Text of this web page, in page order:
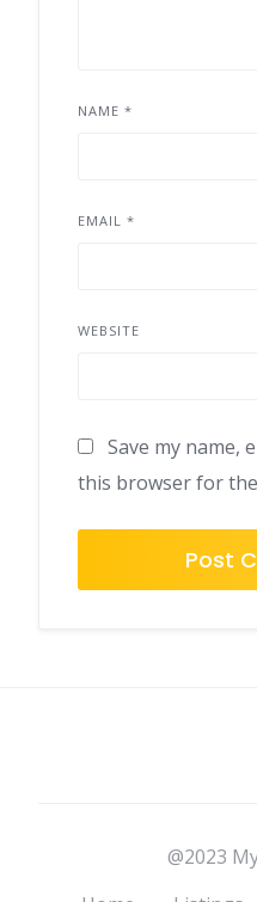
NAME *
EMAIL *
WEBSITE
Save my name,
this browser for
@2023